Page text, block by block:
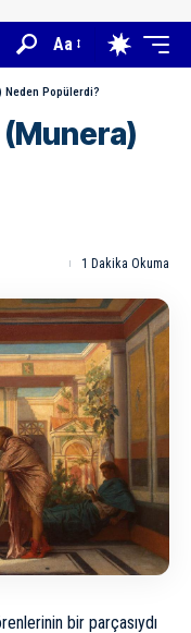
Aa
Neden Popülerdi?
1 Dakika Okuma
bir parçasıydı